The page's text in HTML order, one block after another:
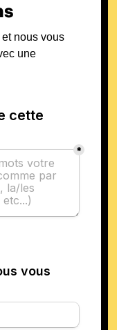
nous vous
une